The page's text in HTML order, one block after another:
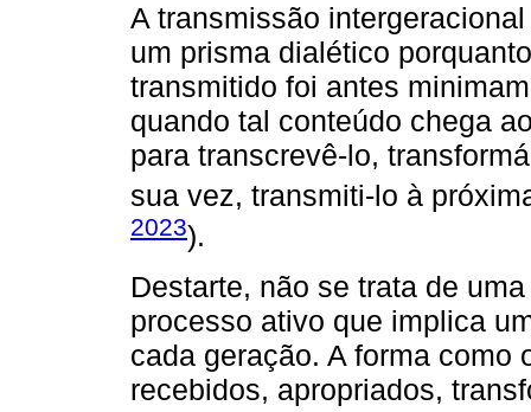
A transmissão
um prisma dialético
transmitido foi antes
quando tal conteúdo chega
para transcrevê-lo,
sua vez, transmiti-lo à
2023).
Destarte, não se trata de
processo ativo que implica
cada geração. A forma como
recebidos, apropriados,